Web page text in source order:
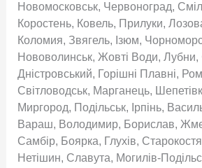
Новомосковськ, Червоноград,
Коростень, Ковель, Прилуки,
Коломия, Звягель, Ізюм,
Нововолинськ, Жовті Води, Лубни,
Дністровський, Горішні Плавні,
Світловодськ, Марганець,
Миргород, Подільськ, Ірпінь,
Вараш, Володимир, Борислав,
Самбір, Боярка, Глухів,
Нетішин, Славута, Могилів-